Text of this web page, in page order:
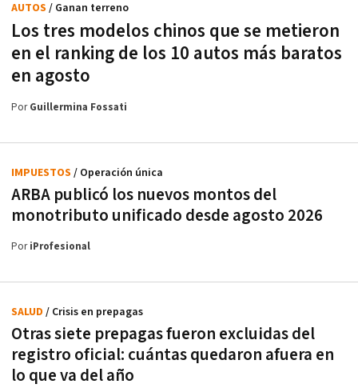
Los tres modelos chinos que se metieron
en el ranking de los 10 autos más baratos
en agosto
AUTOS / Ganan terreno
PorGuillermina Fossati
ARBA publicó los nuevos montos del
monotributo unificado desde agosto 2026
IMPUESTOS / Operación única
PoriProfesional
Otras siete prepagas fueron excluidas del
registro oficial: cuántas quedaron afuera en
lo que va del año
SALUD / Crisis en prepagas